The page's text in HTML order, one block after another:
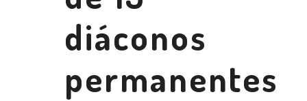
diáconos
permanentes